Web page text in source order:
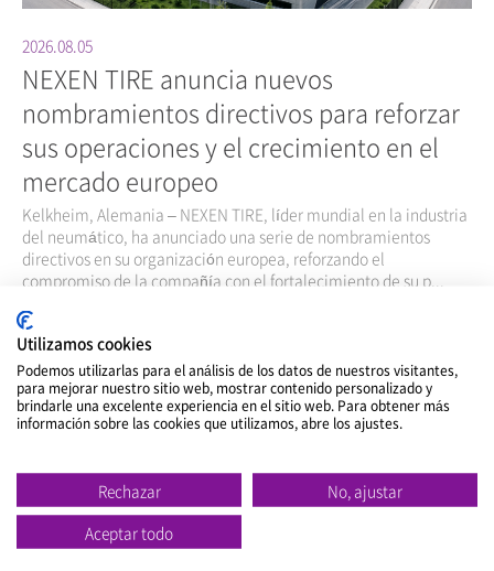
2026.08.05
NEXEN TIRE anuncia nuevos
nombramientos directivos para reforzar
sus operaciones y el crecimiento en el
mercado europeo
Kelkheim, Alemania – NEXEN TIRE, líder mundial en la industria
del neumático, ha anunciado una serie de nombramientos
directivos en su organización europea, reforzando el
compromiso de la compañía con el fortalecimiento de su p...
ver >
Título
NEXEN TIRE Launches Its First European TV Commercial
El Primer Ministro checo Bohuslav Sobotka visita NEXEN
TYRE en una visita de estado
Utilizamos cookies
Podemos utilizarlas para el análisis de los datos de nuestros visitantes,
para mejorar nuestro sitio web, mostrar contenido personalizado y
brindarle una excelente experiencia en el sitio web. Para obtener más
información sobre las cookies que utilizamos, abre los ajustes.
Rechazar
No, ajustar
Aceptar todo